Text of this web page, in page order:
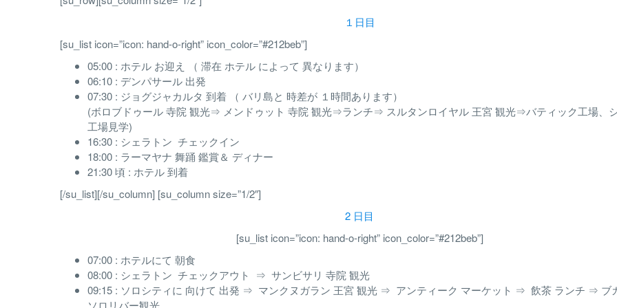
１日目
[su_list icon=”icon: hand-o-right” icon_color=”#212beb”]
05:00 : ホテル お迎え （ 滞在 ホテル によって 異なります）
06:10 : デンパサール 出発
07:30 : ジョグジャカルタ 到着 （ バリ島と 時差が １時間あります）
(ボロブドゥール 寺院 観光⇒ メンドゥット 寺院 観光⇒ランチ⇒ スルタンロイヤル 王宮 観光⇒バティック工場、
工場見学)
16:30 : シェラトン チェックイン
18:00 : ラーマヤナ 舞踊 鑑賞＆ ディナー
21:30 頃 : ホテル 到着
[/su_list][/su_column] [su_column size=”1/2″]
2 日目
[su_list icon=”icon: hand-o-right” icon_color=”#212beb”]
07:00 : ホテルにて 朝食
08:00 : シェラトン チェックアウト ⇒ サンビサリ 寺院 観光
09:15 : ソロシティに 向けて 出発 ⇒ マンクヌガラン 王宮 観光 ⇒ アンティーク マーケット ⇒ 飲茶 ランチ ⇒ ブ
ソロリバー観光